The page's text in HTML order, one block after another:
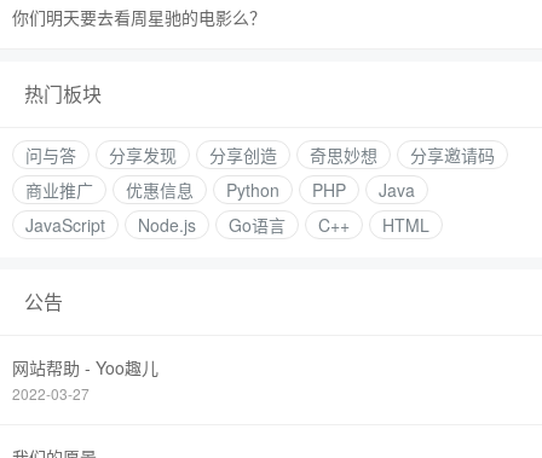
你们明天要去看周星驰的电影么？
热门板块
问与答 分享发现 分享创造 奇思妙想
分享邀请码
商业推广
优惠信息 Python PHP
Java
JavaScript
Node.js Go语言 C++ HTML
公告
网站帮助 - Yoo趣儿
2022-03-27